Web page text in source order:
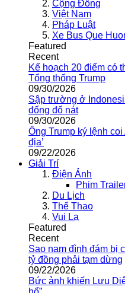
Cộng Đồng
Việt Nam
Pháp Luật
Xe Bus Que
Featured
Recent
Kế hoạch 20 điểm có
Tổng thống Trump
09/30/2026
Sập trường ở
đống đổ nát
09/30/2026
Ông Trump ký lệnh
địa’
09/22/2026
Giải Trí
Điện Ảnh
Phim
Du Lịch
Thể Thao
Vui Lạ
Featured
Recent
Sao nam đình đám bị
tỷ đồng phải tạm dừng
09/22/2026
Bức ảnh khiến Lưu